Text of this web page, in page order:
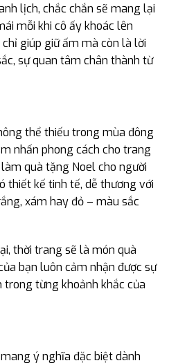
lịch, chắc chắn sẽ mang lại
mỗi khi cô ấy khoác lên
giúp giữ ấm mà còn là lời
sự quan tâm chân thành từ
thể thiếu trong mùa đông
nhấn phong cách cho trang
quà tặng Noel cho người
thiết kế tinh tế, dễ thương với
xám hay đỏ – màu sắc
thời trang sẽ là món quà
bạn luôn cảm nhận được sự
từng khoảnh khắc của
ý nghĩa đặc biệt dành